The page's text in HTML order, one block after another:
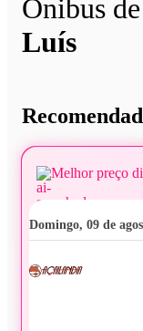
Ônibus de
Luís
Melhor preço
domingo, 09 de